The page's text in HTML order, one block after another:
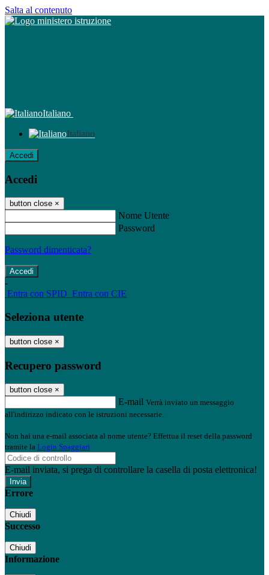
Salta al contenuto
Italiano
Italiano
Accedi
Accedi
button close ×
Nome Utente
Password
Password dimenticata?
-
Entra con SPID Entra con CIE
Seleziona utente
button close ×
Recupero password
button close ×
E-mail Verrà inviato un messaggio
all'indirizzo indicato con le istruzioni necessarie.
Non hai una e-mail associata al nome utente? Effettua il reset della password
tramite la Login Spaggiari
E-mail inviata, si prega di controllare la casella di posta elettronica!
Errore
Chiudi
Successo
Chiudi
Informazione